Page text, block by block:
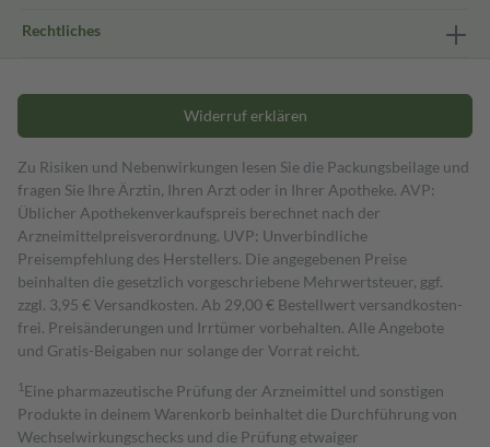
Rechtliches
Widerruf erklären
Zu Risiken und Nebenwirkungen lesen Sie die Packungsbeilage und
fragen Sie Ihre Ärztin, Ihren Arzt oder in Ihrer Apotheke. AVP:
Üblicher Apothekenverkaufspreis berechnet nach der
Arzneimittelpreisverordnung. UVP: Unverbindliche
Preisempfehlung des Herstellers. Die angegebenen Preise
beinhalten die gesetzlich vorgeschriebene Mehrwertsteuer, ggf.
zzgl. 3,95 € Versandkosten. Ab 29,00 € Bestell­wert versand­kosten­
frei. Preisänderungen und Irrtümer vorbehalten. Alle Angebote
und Gratis-Beigaben nur solange der Vorrat reicht.
1 Eine pharmazeutische Prüfung der Arzneimittel und sonstigen
Produkte in deinem Warenkorb beinhaltet die Durchführung von
Wechselwirkungschecks und die Prüfung etwaiger